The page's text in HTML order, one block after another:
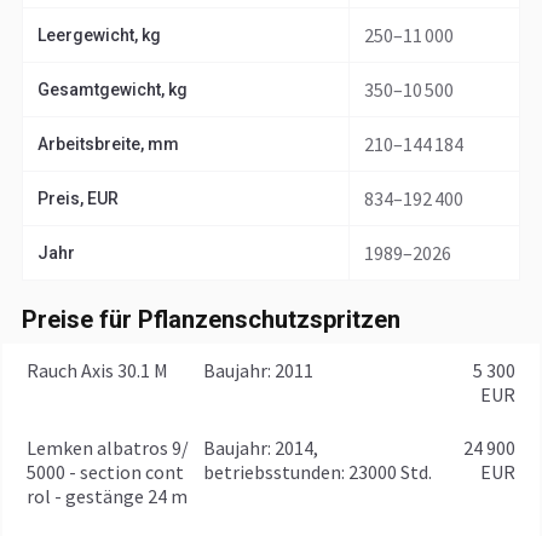
Leergewicht, kg 250–11 000
Gesamtgewicht, kg 350–10 500
Arbeitsbreite, mm 210–144 184
Preis, EUR 834–192 400
Jahr 1989–2026
Preise für Pflanzenschutzspritzen
Rauch Axis 30.1 M baujahr: 2011
5 300
EUR
Lemken albatros 9/
5000 - section cont
rol - gestänge 24 m
baujahr: 2014,
betriebsstunden: 23000 Std.
24 900
EUR